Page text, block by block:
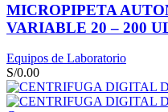
MICROPIPETA
VARIABLE 20 – 200
Equipos de Laboratorio
S/0.00